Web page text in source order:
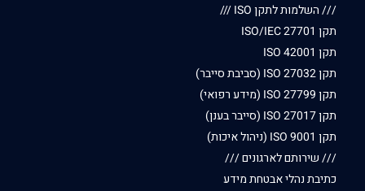
/// השלמות לתקן ISO ///
תקן ISO/IEC 27701
תקן ISO 42001
תקן ISO 27032 (סביבת סייבר)
תקן ISO 27799 (מידע רפואי)
תקן ISO 27017 (סייבר בענן)
תקן ISO 9001 (ניהול איכות)
/// שירותם לארגונים ///
כתיבת נהלי אבטחת מידע